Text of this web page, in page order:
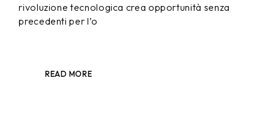
rivoluzione tecnologica crea opportunità senza
precedenti per l’o
READ MORE